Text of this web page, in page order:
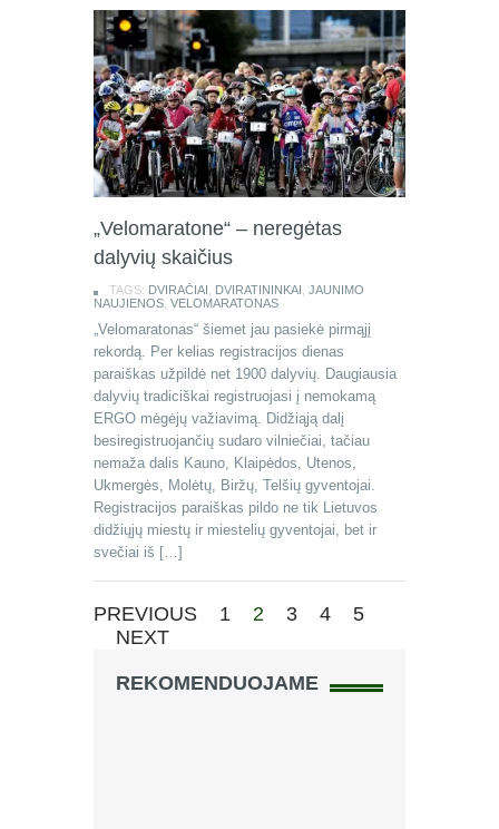
„Velomaratone“ – neregėtas
dalyvių skaičius
TAGS: DVIRAČIAI DVIRATININKAI JAUNIMO
NAUJIENOS VELOMARATONAS
„Velomaratonas“ šiemet jau pasiekė pirmąjį
rekordą. Per kelias registracijos dienas
paraiškas užpildė net 1900 dalyvių. Daugiausia
dalyvių tradiciškai registruojasi į nemokamą
ERGO mėgėjų važiavimą. Didžiąją dalį
besiregistruojančių sudaro vilniečiai, tačiau
nemaža dalis Kauno, Klaipėdos, Utenos,
Ukmergės, Molėtų, Biržų, Telšių gyventojai.
Registracijos paraiškas pildo ne tik Lietuvos
didžiųjų miestų ir miestelių gyventojai, bet ir
svečiai iš […]
PREVIOUS 1 2 3 4
5
NEXT
REKOMENDUOJAME